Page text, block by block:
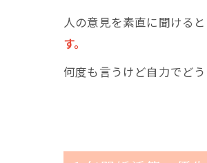
人の意見を素直に聞ける
す。
何度も言うけど自力でど